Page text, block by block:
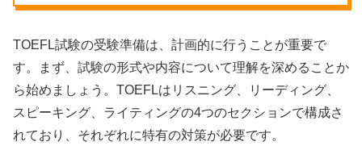
TOEFL試験の受験準備は、計画的に行うことが重要で
す。まず、試験の形式や内容について理解を深めることか
ら始めましょう。TOEFLはリスニング、リーディング、
スピーキング、ライティングの4つのセクションで構成さ
れており、それぞれに特有の対策が必要です。